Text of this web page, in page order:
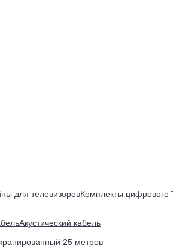
для телевизоровКомплекты цифрового
Акустический кабель
25 метров